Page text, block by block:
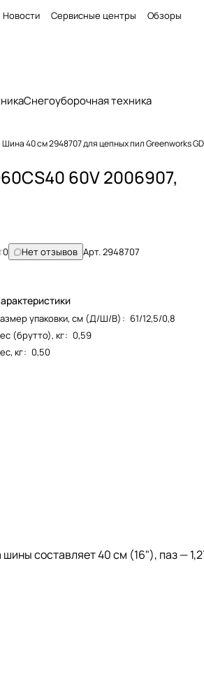
Новости Сервисные центры Обзоры
Снегоуборочная техника
Шина 40 см 2948707 для цепных пил Greenworks
60V 2006907,
0 Нет отзывов Арт.2948707
упаковки, см (Д/Ш/В) : 61/12,5/0,8
(брутто), кг: 0,59
кг: 0,50
составляет 40 см (16"), паз —